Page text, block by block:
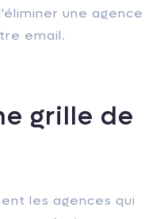
une agence
email.
grille de
les agences qui